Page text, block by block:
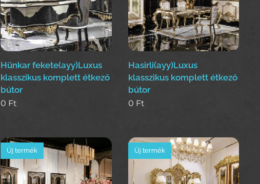
Hünkar fekete(ayy)Luxus
klasszikus komplett étkező
bútor
0 Ft
Hasirli(ayy)Luxus
klasszikus komplett étkező
bútor
0 Ft
Új termék Új termék